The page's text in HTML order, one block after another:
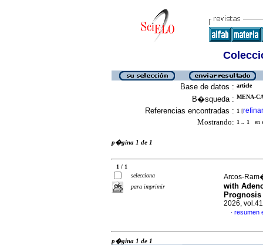
Base de datos : article
B�squeda : MENA-
Referencias encontradas : 1 [refinar
Mostrando: 1 .. 1 en
p�gina 1 de 1
1 / 1
selecciona
para imprimir
Arcos-
with
Prognosis
2026,
· resumen
p�gina 1 de 1